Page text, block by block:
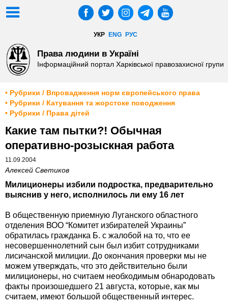
УКР ENG РУС
Права людини в Україні
Інформаційний портал Харківської правозахисної групи
• Рубрики / Впровадження норм європейського права
• Рубрики / Катування та жорстоке поводження
• Рубрики / Права дітей
Какие там пытки?! Обычная
оперативно-розыскная работа
11.09.2004
Алексей Светиков
Милиционеры избили подростка, предварительно
выяснив у него, исполнилось ли ему 16 лет
В общественную приемную Луганского областного
отделения ВОО “Комитет избирателей Украины”
обратилась гражданка Б. с жалобой на то, что ее
несовершеннолетний сын был избит сотрудниками
лисичанской милиции. До окончания проверки мы не
можем утверждать, что это действительно были
милиционеры, но считаем необходимым обнародовать
факты произошедшего 21 августа, которые, как мы
считаем, имеют большой общественный интерес.